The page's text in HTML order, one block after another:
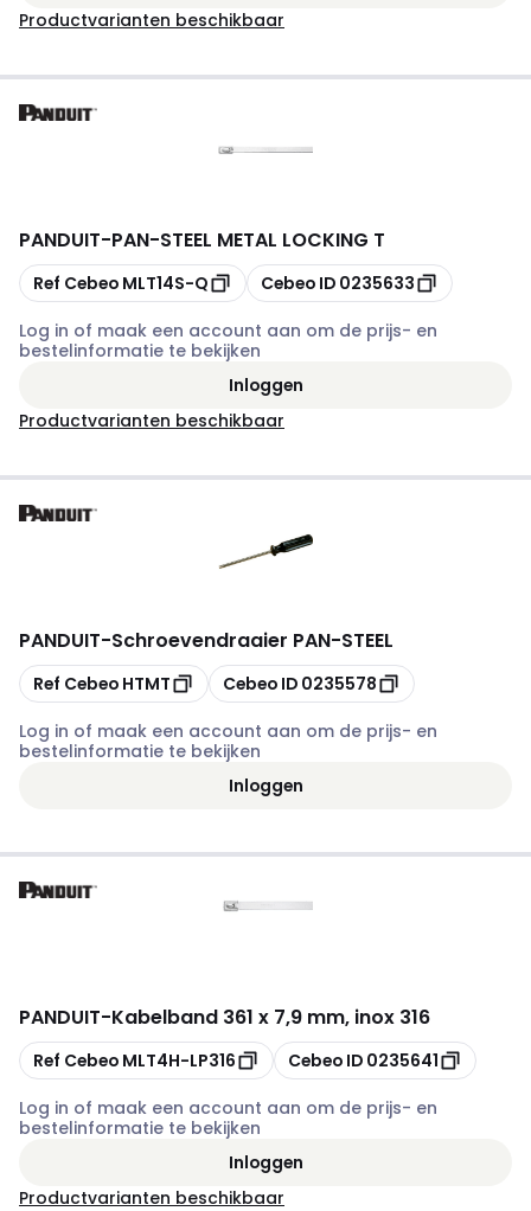
Productvarianten beschikbaar
PANDUIT-PAN-STEEL METAL LOCKING T
Kopiëren
Ref Cebeo MLT14S-Q Kopiëren
Cebeo ID 0235633
Log in of maak een account aan om de prijs- en
bestelinformatie te bekijken
Inloggen
Productvarianten beschikbaar
PANDUIT-Schroevendraaier PAN-STEEL
Kopiëren
Ref Cebeo HTMT Kopiëren
Cebeo ID 0235578
Log in of maak een account aan om de prijs- en
bestelinformatie te bekijken
Inloggen
PANDUIT-Kabelband 361 x 7,9 mm, inox 316
Kopiëren
Ref Cebeo MLT4H-LP316 Kopiëren
Cebeo ID 0235641
Log in of maak een account aan om de prijs- en
bestelinformatie te bekijken
Inloggen
Productvarianten beschikbaar